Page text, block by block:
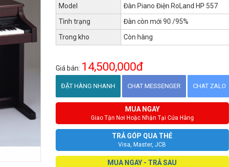
Model
Đàn Piano Điện RoLand HP 557
Tình trạng
Đàn còn mới 90 /95%
Trong kho
Còn hàng
Giá bán: 14,500,000đ
ĐẶT HÀNG NHANH CHAT MESSENGER CHAT ZALO
MUA NGAY
Giao Tận Nơi Hoặc Nhận Tại Cửa Hàng
TRẢ GÓP QUA THẺ
Visa, Master, JCB
MUA NGAY - TRẢ SAU